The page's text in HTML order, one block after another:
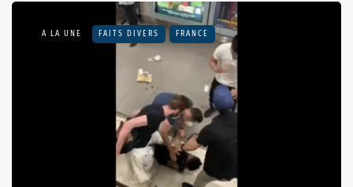
A LA UNE FAITS DIVERS FRANCE